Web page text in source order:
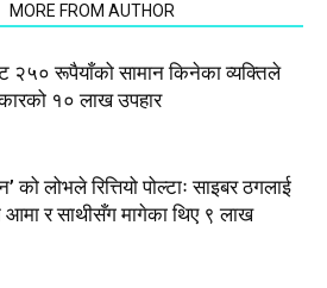
MORE FROM AUTHOR
२५० रूपैयाँको सामान किनेका व्यक्तिले
१० लाख उपहार
को लोभले रित्तियो पोल्टाः साइबर ठगलाई
र साथीसँग मागेका थिए ९ लाख